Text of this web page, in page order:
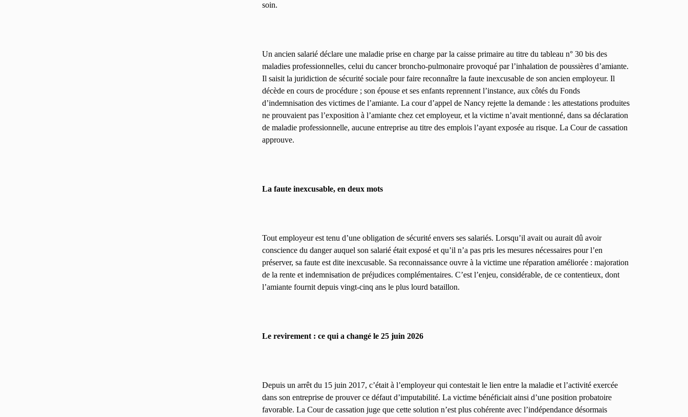
soin.
Un ancien salarié déclare une maladie prise en charge par la caisse primaire au titre du tableau n° 30 bis des
maladies professionnelles, celui du cancer broncho-pulmonaire provoqué par l’inhalation de poussières d’amiante.
Il saisit la juridiction de sécurité sociale pour faire reconnaître la faute inexcusable de son ancien employeur. Il
décède en cours de procédure ; son épouse et ses enfants reprennent l’instance, aux côtés du Fonds
d’indemnisation des victimes de l’amiante. La cour d’appel de Nancy rejette la demande : les attestations produites
ne prouvaient pas l’exposition à l’amiante chez cet employeur, et la victime n’avait mentionné, dans sa déclaration
de maladie professionnelle, aucune entreprise au titre des emplois l’ayant exposée au risque. La Cour de cassation
approuve.
La faute inexcusable, en deux mots
Tout employeur est tenu d’une obligation de sécurité envers ses salariés. Lorsqu’il avait ou aurait dû avoir
conscience du danger auquel son salarié était exposé et qu’il n’a pas pris les mesures nécessaires pour l’en
préserver, sa faute est dite inexcusable. Sa reconnaissance ouvre à la victime une réparation améliorée : majoration
de la rente et indemnisation de préjudices complémentaires. C’est l’enjeu, considérable, de ce contentieux, dont
l’amiante fournit depuis vingt-cinq ans le plus lourd bataillon.
Le revirement : ce qui a changé le 25 juin 2026
Depuis un arrêt du 15 juin 2017, c’était à l’employeur qui contestait le lien entre la maladie et l’activité exercée
dans son entreprise de prouver ce défaut d’imputabilité. La victime bénéficiait ainsi d’une position probatoire
favorable. La Cour de cassation juge que cette solution n’est plus cohérente avec l’indépendance désormais